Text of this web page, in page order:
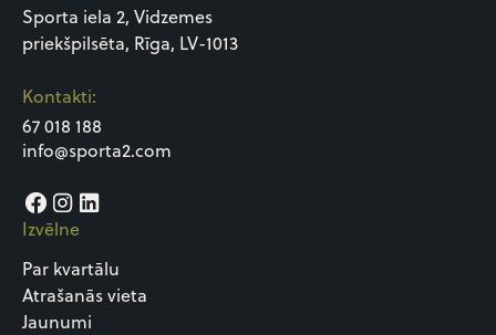
Sporta iela 2, Vidzemes
priekšpilsēta, Rīga, LV-1013
Kontakti:
67 018 188
info@sporta2.com
Izvēlne
Par kvartālu
Atrašanās vieta
Jaunumi